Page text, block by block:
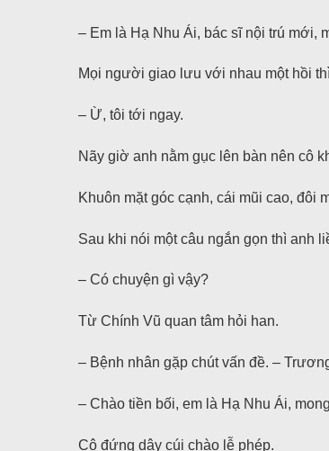
– Em là Hạ Nhu Ái, bác sĩ nội trú mới,
Mọi người giao lưu với nhau một hồi
– Ừ, tôi tới ngay.
Nãy giờ anh nằm gục lên bàn nên cô
Khuôn mặt góc cạnh, cái mũi cao, đôi
Sau khi nói một câu ngắn gọn thì anh
– Có chuyện gì vậy?
Từ Chính Vũ quan tâm hỏi han.
– Bệnh nhân gặp chút vấn đề. –
– Chào tiền bối, em là Hạ Nhu Ái,
Cô đứng dậy cúi chào lễ phép.